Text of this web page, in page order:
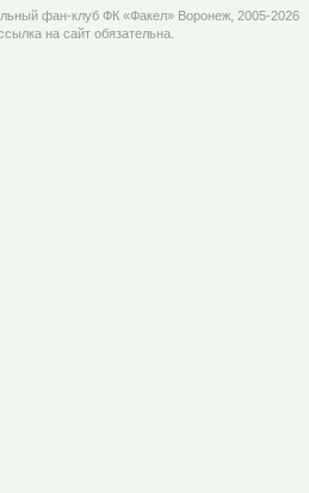
фан-клуб ФК «Факел» Воронеж, 2005-2026
на сайт обязательна.